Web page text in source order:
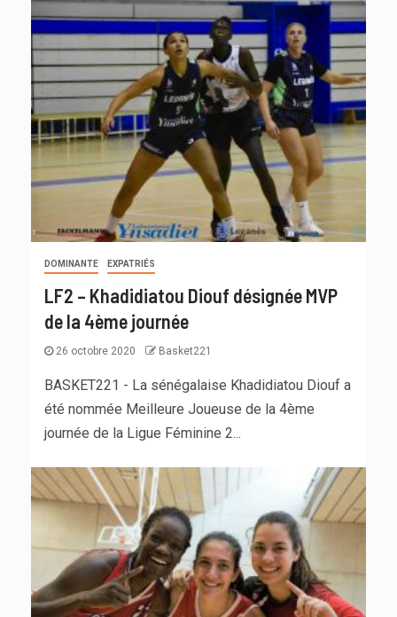
DOMINANTE EXPATRIÉS
LF2 – Khadidiatou Diouf désignée MVP
de la 4ème journée
26 octobre 2020 Basket221
BASKET221 - La sénégalaise Khadidiatou Diouf a
été nommée Meilleure Joueuse de la 4ème
journée de la Ligue Féminine 2...